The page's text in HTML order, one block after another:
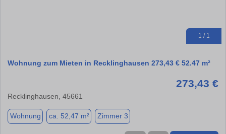
1 / 1
Wohnung zum Mieten in Recklinghausen 273,43 € 52.47 m²
273,43 €
Recklinghausen, 45661
Wohnung ca. 52,47 m² Zimmer 3